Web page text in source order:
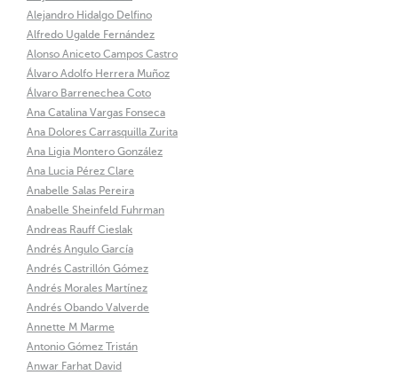
Alejandro Hidalgo Delfino
Alfredo Ugalde Fernández
Alonso Aniceto Campos Castro
Álvaro Adolfo Herrera Muñoz
Álvaro Barrenechea Coto
Ana Catalina Vargas Fonseca
Ana Dolores Carrasquilla Zurita
Ana Ligia Montero González
Ana Lucia Pérez Clare
Anabelle Salas Pereira
Anabelle Sheinfeld Fuhrman
Andreas Rauff Cieslak
Andrés Angulo García
Andrés Castrillón Gómez
Andrés Morales Martínez
Andrés Obando Valverde
Annette M Marme
Antonio Gómez Tristán
Anwar Farhat David